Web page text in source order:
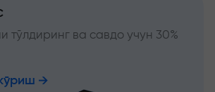
тўлдиринг ва савдо учун 30%